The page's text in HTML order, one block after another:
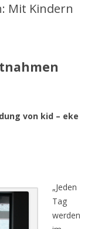
Mit Kindern
von kid – eke
„Jeden
Tag
werden